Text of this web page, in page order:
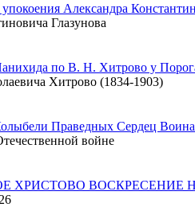
Александра
Глазунова
по В. Н. Хитрово у
Хитрово (1834-1903)
Праведных Сердец
войне
ХРИСТОВО